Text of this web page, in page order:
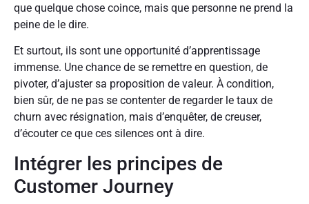
que quelque chose coince, mais que personne ne prend la
peine de le dire.
Et surtout, ils sont une opportunité d’apprentissage
immense. Une chance de se remettre en question, de
pivoter, d’ajuster sa proposition de valeur. À condition,
bien sûr, de ne pas se contenter de regarder le taux de
churn avec résignation, mais d’enquêter, de creuser,
d’écouter ce que ces silences ont à dire.
Intégrer les principes de
Customer Journey